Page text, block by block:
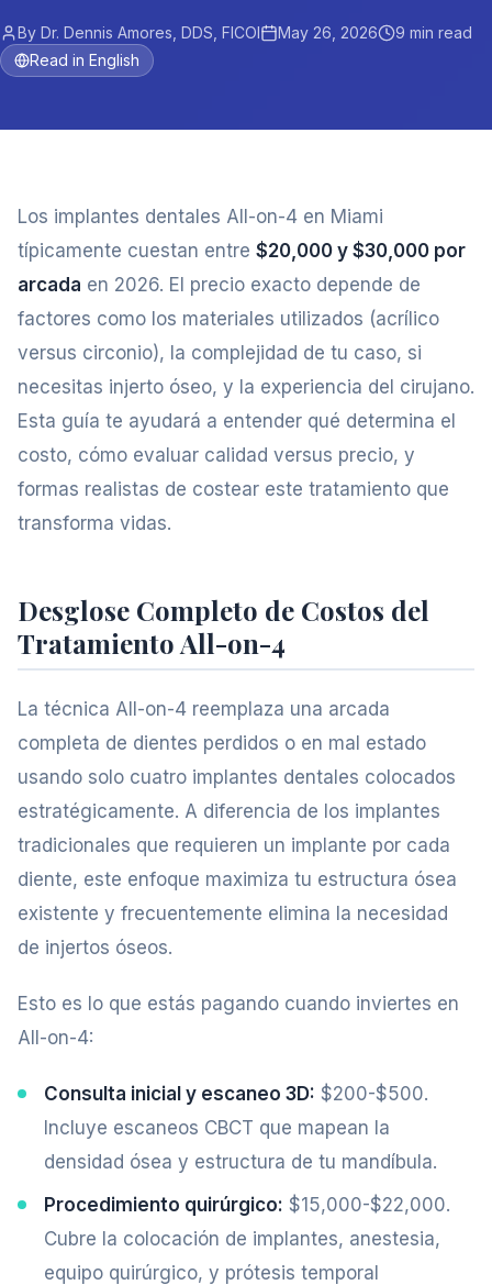
By Dr. Dennis Amores, DDS, FICOI May 26, 2026 9 min read
Read in English
Los implantes dentales All-on-4 en Miami
típicamente cuestan entre $20,000 y $30,000 por
arcada en 2026. El precio exacto depende de
factores como los materiales utilizados (acrílico
versus circonio), la complejidad de tu caso, si
necesitas injerto óseo, y la experiencia del cirujano.
Esta guía te ayudará a entender qué determina el
costo, cómo evaluar calidad versus precio, y
formas realistas de costear este tratamiento que
transforma vidas.
Desglose Completo de Costos del
Tratamiento All-on-4
La técnica All-on-4 reemplaza una arcada
completa de dientes perdidos o en mal estado
usando solo cuatro implantes dentales colocados
estratégicamente. A diferencia de los implantes
tradicionales que requieren un implante por cada
diente, este enfoque maximiza tu estructura ósea
existente y frecuentemente elimina la necesidad
de injertos óseos.
Esto es lo que estás pagando cuando inviertes en
All-on-4:
Consulta inicial y escaneo 3D: $200-$500.
Incluye escaneos CBCT que mapean la
densidad ósea y estructura de tu mandíbula.
Procedimiento quirúrgico: $15,000-$22,000.
Cubre la colocación de implantes, anestesia,
equipo quirúrgico, y prótesis temporal